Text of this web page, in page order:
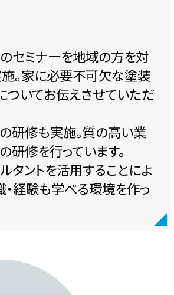
セミナーを地域の方を対
。家に必要不可欠な塗装
ついてお伝えさせていただ
研修も実施。質の高い業
研修を行っています。
タントを活用することによ
・経験も学べる環境を作っ